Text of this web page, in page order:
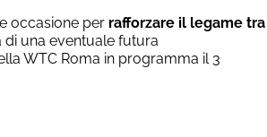
occasione perrafforzare il legame tra
di una eventuale futura
WTC Roma in programma il 3